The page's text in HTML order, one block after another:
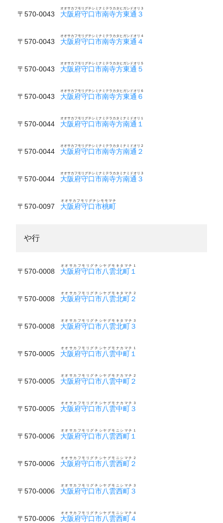
〒570-0043 大阪府守口市南寺方東通３
オオサカフモリグチシミナミテラカタヒガシドオリ３
〒570-0043 大阪府守口市南寺方東通４
オオサカフモリグチシミナミテラカタヒガシドオリ４
〒570-0043 大阪府守口市南寺方東通５
オオサカフモリグチシミナミテラカタヒガシドオリ５
〒570-0043 大阪府守口市南寺方東通６
オオサカフモリグチシミナミテラカタヒガシドオリ６
〒570-0044 大阪府守口市南寺方南通１
オオサカフモリグチシミナミテラカタミナミドオリ１
〒570-0044 大阪府守口市南寺方南通２
オオサカフモリグチシミナミテラカタミナミドオリ２
〒570-0044 大阪府守口市南寺方南通３
オオサカフモリグチシミナミテラカタミナミドオリ３
〒570-0097 大阪府守口市桃町
オオサカフモリグチシモモマチ
や行
〒570-0008 大阪府守口市八雲北町１
オオサカフモリグチシヤグモキタマチ１
〒570-0008 大阪府守口市八雲北町２
オオサカフモリグチシヤグモキタマチ２
〒570-0008 大阪府守口市八雲北町３
オオサカフモリグチシヤグモキタマチ３
〒570-0005 大阪府守口市八雲中町１
オオサカフモリグチシヤグモナカマチ１
〒570-0005 大阪府守口市八雲中町２
オオサカフモリグチシヤグモナカマチ２
〒570-0005 大阪府守口市八雲中町３
オオサカフモリグチシヤグモナカマチ３
〒570-0006 大阪府守口市八雲西町１
オオサカフモリグチシヤグモニシマチ１
〒570-0006 大阪府守口市八雲西町２
オオサカフモリグチシヤグモニシマチ２
〒570-0006 大阪府守口市八雲西町３
オオサカフモリグチシヤグモニシマチ３
〒570-0006 大阪府守口市八雲西町４
オオサカフモリグチシヤグモニシマチ４